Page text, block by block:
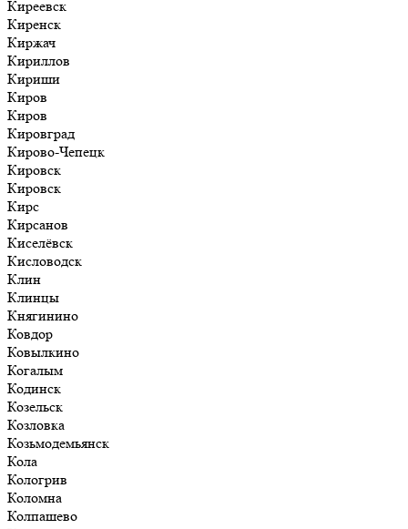
Киреевск
Киренск
Киржач
Кириллов
Кириши
Киров
Киров
Кировград
Кирово-Чепецк
Кировск
Кировск
Кирс
Кирсанов
Киселёвск
Кисловодск
Клин
Клинцы
Княгинино
Ковдор
Ковылкино
Когалым
Кодинск
Козельск
Козловка
Козьмодемьянск
Кола
Кологрив
Коломна
Колпашево